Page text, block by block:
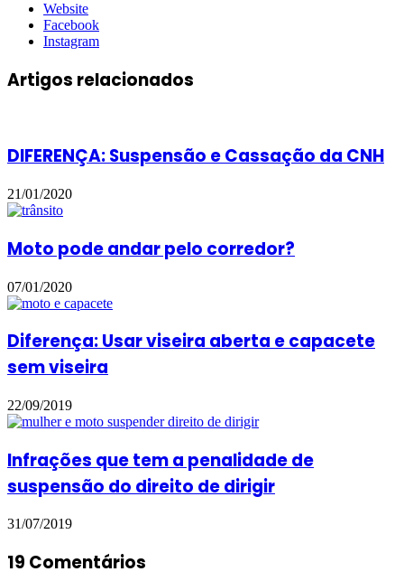
Website
Facebook
Instagram
Artigos relacionados
DIFERENÇA: Suspensão e Cassação da CNH
21/01/2020
Moto pode andar pelo corredor?
07/01/2020
Diferença: Usar viseira aberta e capacete
sem viseira
22/09/2019
Infrações que tem a penalidade de
suspensão do direito de dirigir
31/07/2019
19 Comentários